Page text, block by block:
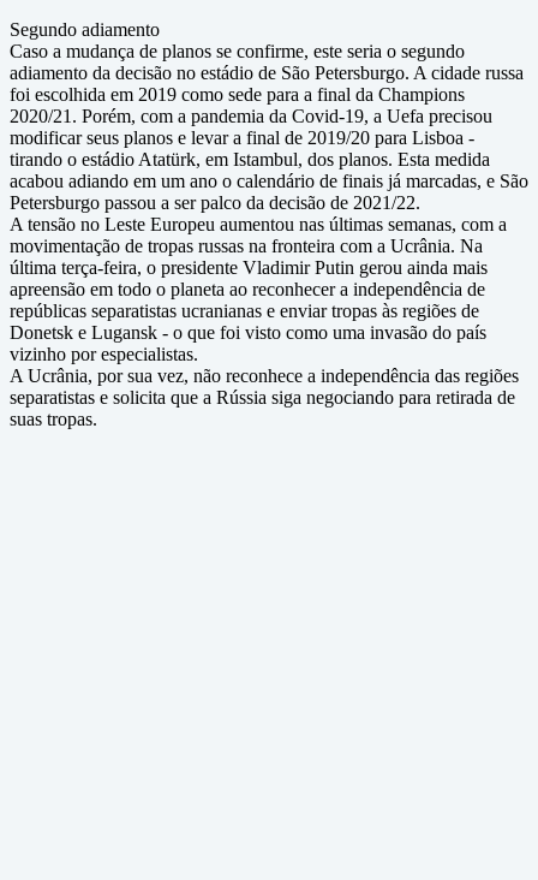
Segundo adiamento
Caso a mudança de planos se confirme, este seria o segundo
adiamento da decisão no estádio de São Petersburgo. A cidade russa
foi escolhida em 2019 como sede para a final da Champions
2020/21. Porém, com a pandemia da Covid-19, a Uefa precisou
modificar seus planos e levar a final de 2019/20 para Lisboa -
tirando o estádio Atatürk, em Istambul, dos planos. Esta medida
acabou adiando em um ano o calendário de finais já marcadas, e São
Petersburgo passou a ser palco da decisão de 2021/22.
A tensão no Leste Europeu aumentou nas últimas semanas, com a
movimentação de tropas russas na fronteira com a Ucrânia. Na
última terça-feira, o presidente Vladimir Putin gerou ainda mais
apreensão em todo o planeta ao reconhecer a independência de
repúblicas separatistas ucranianas e enviar tropas às regiões de
Donetsk e Lugansk - o que foi visto como uma invasão do país
vizinho por especialistas.
A Ucrânia, por sua vez, não reconhece a independência das regiões
separatistas e solicita que a Rússia siga negociando para retirada de
suas tropas.